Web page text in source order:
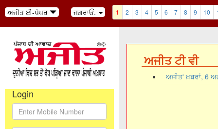
ਅਜੀਤ ਈ-ਪੇਪਰ ਜਗਰਾਓਂ. 1 2 3 4 5 6 7 8 9 10
Login
ਅਜੀਤ ਟੀ ਵੀ
ਅਜੀਤ' ਖ਼ਬਰਾਂ, 6